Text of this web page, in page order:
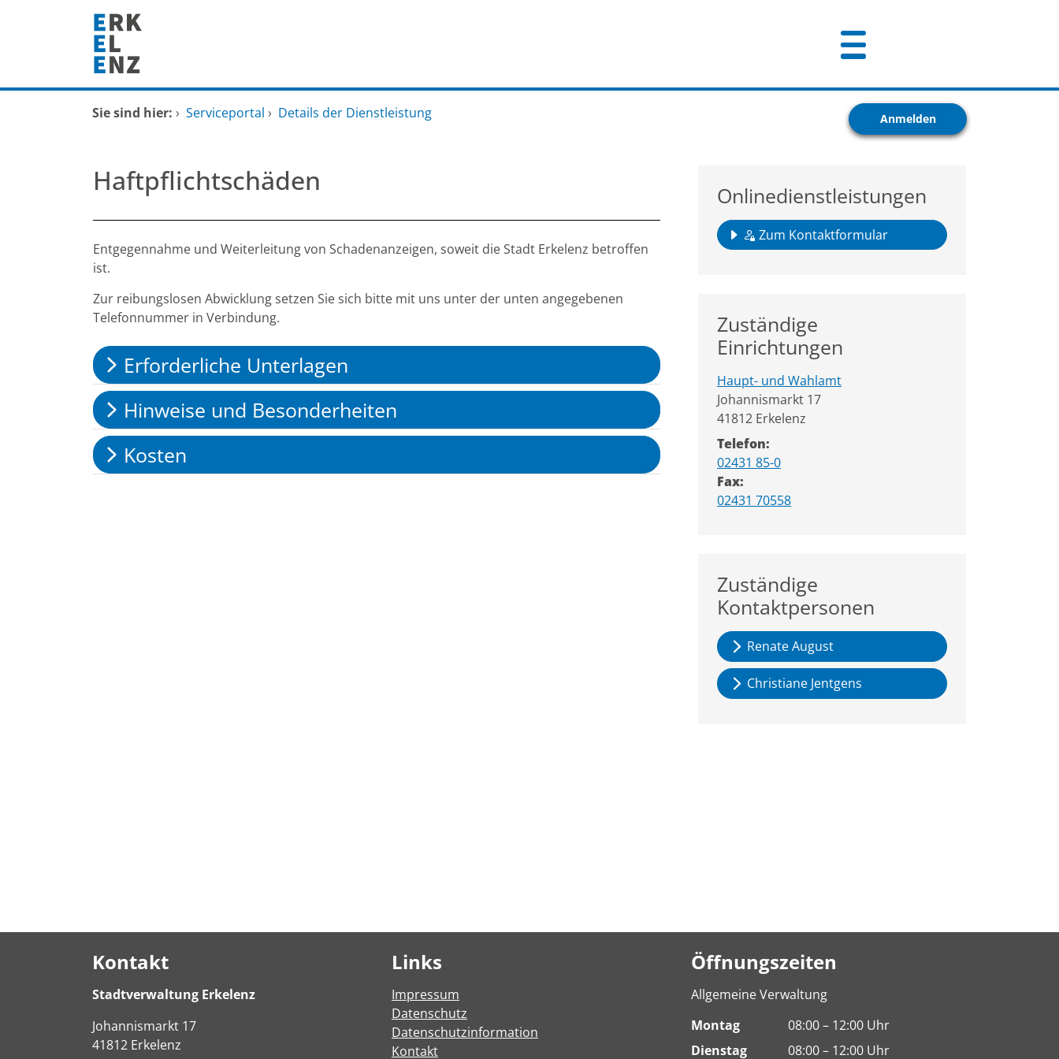
Zum Hauptinhalt springen
Startseite
Mitarbeitende A-Z
FAQ
Sie sind hier: › Serviceportal › Details der Dienstleistung Anmelden
Haftpflichtschäden
Beschreibung
Entgegennahme und Weiterleitung von Schadenanzeigen, soweit die Stadt Erkelenz betroffen
ist.
Zur reibungslosen Abwicklung setzen Sie sich bitte mit uns unter der unten angegebenen
Telefonnummer in Verbindung.
Erforderliche Unterlagen
Hinweise und Besonderheiten
Kosten
Onlinedienstleistungen
Zum Kontaktformular
Zuständige
Einrichtungen
Haupt- und Wahlamt
Straße:
Johannismarkt Hausnummer:
17
PLZ:
41812 Ort:
Erkelenz
Telefon:
02431 85-0
Fax:
02431 70558
Zuständige
Kontaktpersonen
Renate August
Christiane Jentgens
Kontakt
Stadtverwaltung Erkelenz
Johannismarkt 17
41812 Erkelenz
Links
Impressum
Datenschutz
Datenschutzinformation
Kontakt
Öffnungszeiten
Allgemeine Verwaltung
Montag
08:00 – 12:00 Uhr
Dienstag
08:00 – 12:00 Uhr